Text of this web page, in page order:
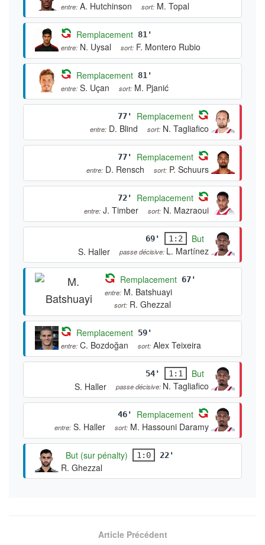
entre: A. Hutchinson sort: M. Topal
Remplacement 81'
entre: N. Uysal sort: F. Montero Rubio
Remplacement 81'
entre: S. Uçan sort: M. Pjanić
77' Remplacement
entre: D. Blind sort: N. Tagliafico
77' Remplacement
entre: D. Rensch sort: P. Schuurs
72' Remplacement
entre: J. Timber sort: N. Mazraoui
69' 1:2
But
S. Haller
passe décisive: L. Martínez
Remplacement 67'
entre: M. Batshuayi
sort: R. Ghezzal
Remplacement 59'
entre: C. Bozdoğan sort: Alex Teixeira
54' 1:1
But
S. Haller
passe décisive: N. Tagliafico
46' Remplacement
entre: S. Haller sort: M. Hassouni Daramy
But (sur pénalty) 1:0 22'
R. Ghezzal
Article Précédent